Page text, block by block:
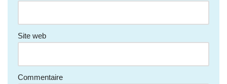
Site web
Commentaire